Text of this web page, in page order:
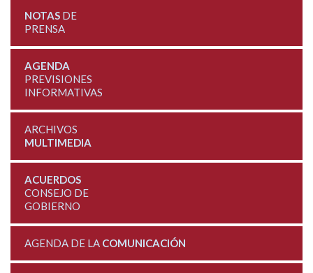
NOTASDE
PRENSA
AGENDA
PREVISIONES
INFORMATIVAS
ARCHIVOS
MULTIMEDIA
ACUERDOS
CONSEJO DE
GOBIERNO
AGENDA DE LA COMUNICACIÓN